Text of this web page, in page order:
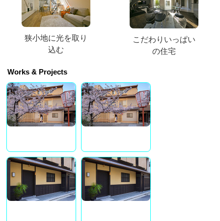
狭小地に光を取り
込む
こだわりいっぱい
の住宅
Works & Projects